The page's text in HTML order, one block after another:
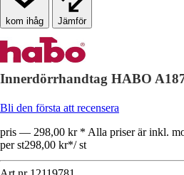
Jämför
Innerdörrhandtag HABO
Bli den första att recensera
pris — 298,00 kr * Alla priser är inkl.
per st298,00 kr*/ st